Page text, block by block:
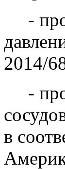
-
2014/
-
в